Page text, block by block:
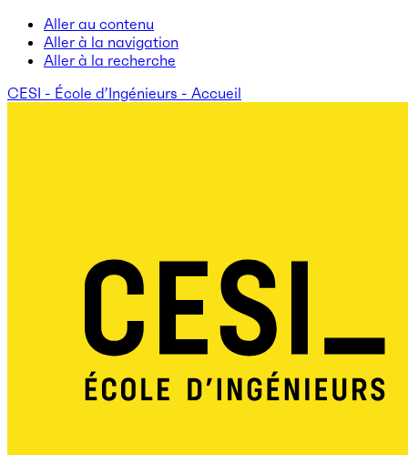
Aller au contenu
Aller à la navigation
Aller à la recherche
CESI - École d’Ingénieurs - Accueil